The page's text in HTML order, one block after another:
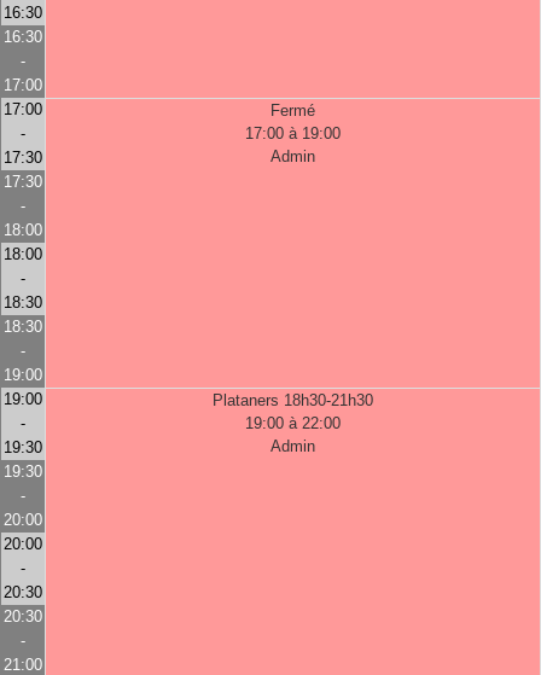
16:30
16:30
-
17:00
17:00
-
17:30
Fermé
17:00 à 19:00
Admin
17:30
-
18:00
18:00
-
18:30
18:30
-
19:00
19:00
-
19:30
Plataners 18h30-21h30
19:00 à 22:00
Admin
19:30
-
20:00
20:00
-
20:30
20:30
-
21:00